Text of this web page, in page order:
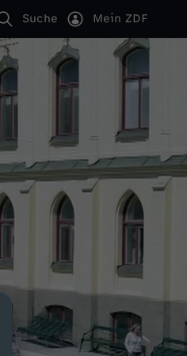
Suche Mein ZDF